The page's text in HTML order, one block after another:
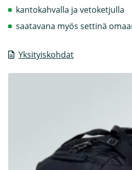
Yksityiskohdat
kantokahvalla ja vetoketjulla
saatavana myös settinä